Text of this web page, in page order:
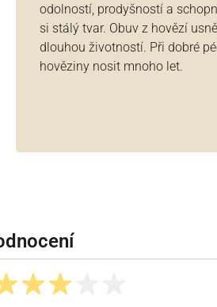
odolností, prodyšností a
si stálý tvar. Obuv z hovězí
dlouhou životností. Při dobré
hověziny nosit mnoho let.